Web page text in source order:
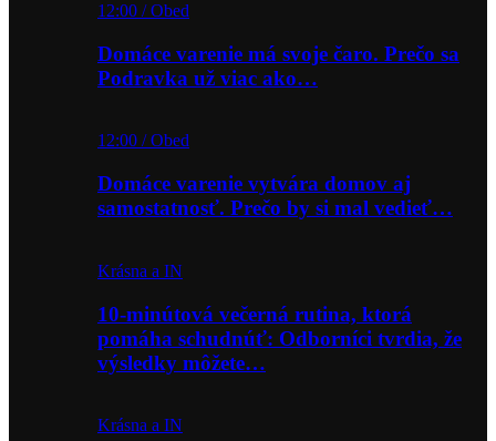
12:00 / Obed
Domáce varenie má svoje čaro. Prečo sa
Podravka už viac ako…
12:00 / Obed
Domáce varenie vytvára domov aj
samostatnosť. Prečo by si mal vedieť…
Krásna a IN
10-minútová večerná rutina, ktorá
pomáha schudnúť: Odborníci tvrdia, že
výsledky môžete…
Krásna a IN